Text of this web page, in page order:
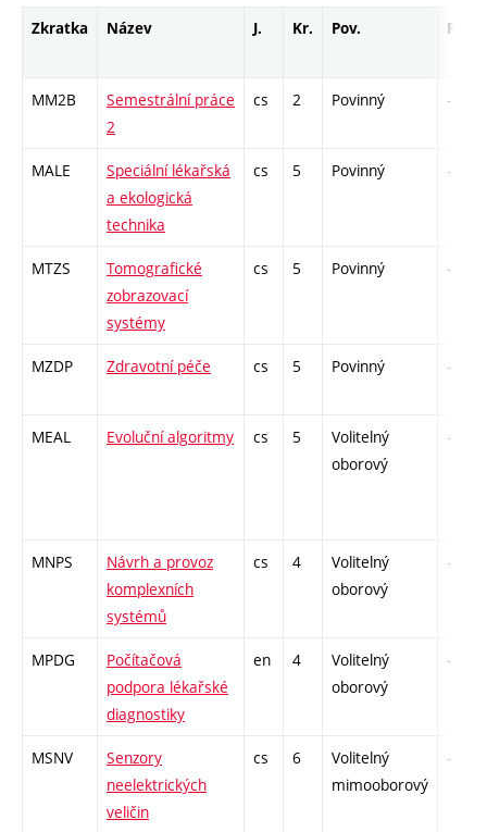
Zkratka Název J. Kr. Pov. Prof.
MM2B
Semestrální práce
2
cs 2 Povinný -
MALE
Speciální lékařská
a ekologická
technika
cs 5 Povinný -
MTZS
Tomografické
zobrazovací
systémy
cs 5 Povinný -
MZDP Zdravotní péče cs 5 Povinný -
MEAL Evoluční algoritmy cs 5
Volitelný
oborový
-
MNPS
Návrh a provoz
komplexních
systémů
cs 4
Volitelný
oborový
-
MPDG
Počítačová
podpora lékařské
diagnostiky
en 4
Volitelný
oborový
-
MSNV
Senzory
neelektrických
veličin
cs 6
Volitelný
mimooborový
-